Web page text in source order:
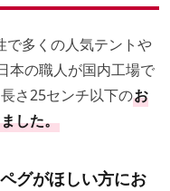
で多くの人気テントや
本の職人が国内工場で
さ25センチ以下のお
した。
グがほしい方にお